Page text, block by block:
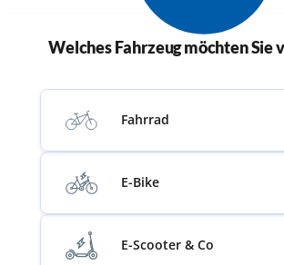
Welches Fahrzeug möchten Sie
Fahrrad
E-Bike
E-Scooter & Co